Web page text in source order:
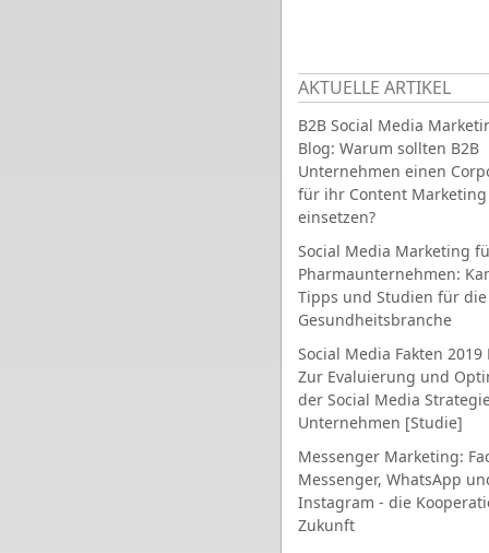
AKTUELLE ARTIKEL
B2B Social Media
Blog: Warum sollten B2B
Unternehmen einen
für ihr Content Marketing
einsetzen?
Social Media Marketing
Pharmaunternehmen:
Tipps und Studien für die
Gesundheitsbranche
Social Media Fakten 2019
Zur Evaluierung und
der Social Media
Unternehmen [Studie]
Messenger Marketing:
Messenger, WhatsApp
Instagram - die
Zukunft